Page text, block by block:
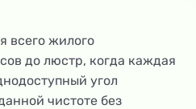
всего жилого
до люстр, когда каждая
угол
чистоте без